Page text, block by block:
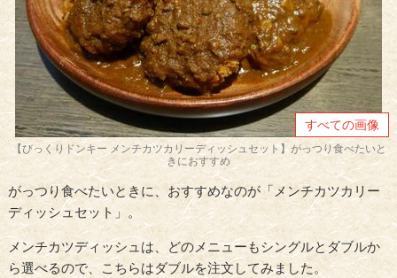
すべての画像
【びっくりドンキー メンチカツカリーディッシュセット】がっつり食べたいと
きにおすすめ
がっつり食べたいときに、おすすめなのが「メンチカツカリー
ディッシュセット」。
メンチカツディッシュは、どのメニューもシングルとダブルか
ら選べるので、こちらはダブルを注文してみました。